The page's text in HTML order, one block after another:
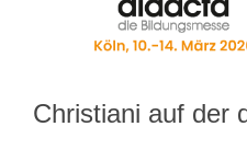
Christiani auf der